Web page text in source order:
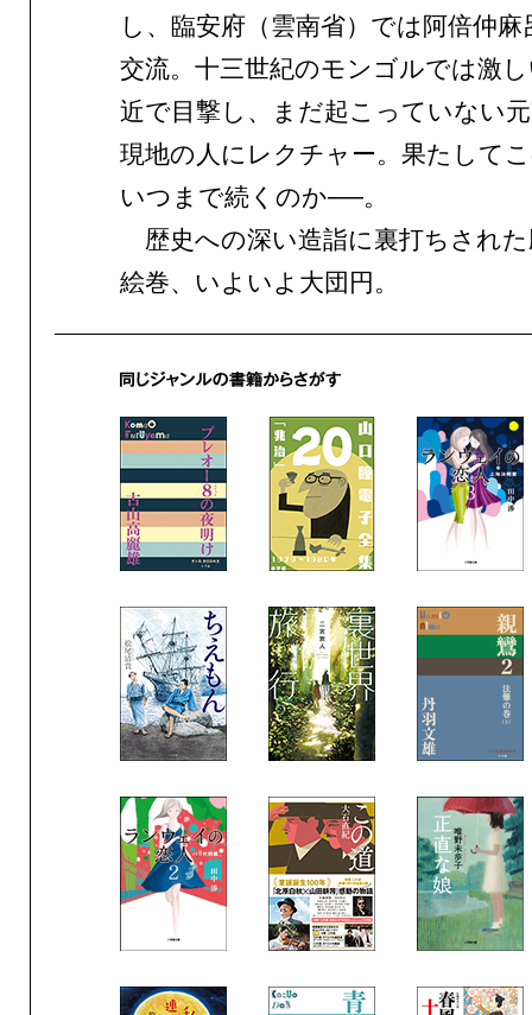
し、臨安府（雲南省）では阿倍仲
交流。十三世紀のモンゴルでは激
近で目撃し、まだ起こっていない
現地の人にレクチャー。果たして
いつまで続くのか──。
歴史への深い造詣に裏打ちされ
絵巻、いよいよ大団円。